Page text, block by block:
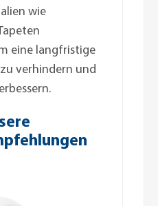
wie
eine langfristige
verhindern und